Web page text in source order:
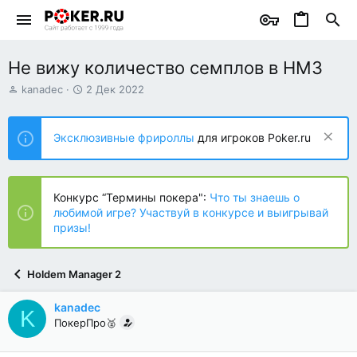
Не вижу количество семплов в HM3
А
т
о
р
т
е
ы
kanadec
Д
т
н
а
ч
л
а
2 Дек 2022
Эксклюзивные фрироллы для игроков Poker.ru
Конкурс “Термины покера": Что ты знаешь о
любимой игре? Участвуй в конкурсе и выигрывай
призы!
Holdem Manager 2
K kanadec
ПокерПро🥈